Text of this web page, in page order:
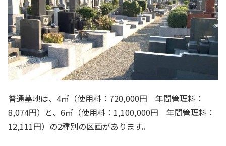
普通墓地は、4㎡（使用料：720,000円 年間管理料：
8,074円）と、6㎡（使用料：1,100,000円 年間管理料：
12,111円）の2種別の区画があります。